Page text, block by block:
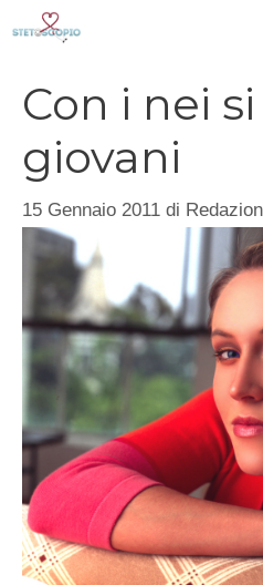
Con i nei
giovani
15 Gennaio 2011 di